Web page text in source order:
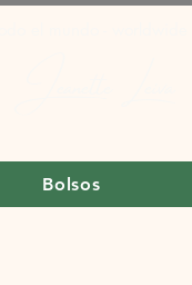
Bolsos